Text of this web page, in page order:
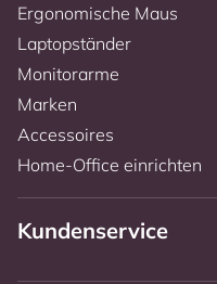
Ergonomische Maus
Laptopständer
Monitorarme
Marken
Accessoires
Home-Office einrichten
Kundenservice